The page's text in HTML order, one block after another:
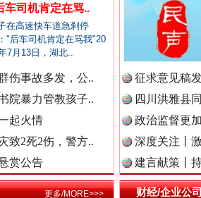
国参政网.中
全民新闻网.
公众新闻网.
科技盛宴
车司机肯定在骂..
在高速快车道急刹停
"后车司机肯定在骂我"20
7月13日，湖北..
伤事故多发，公..
院暴力管教孩子..
起火情
致2死2伤，警方..
赏公告
征求意见稿
四川洪雅县
政治监督更
深度关注丨
建言献策丨
更多/MORE>>> 财经/企业公